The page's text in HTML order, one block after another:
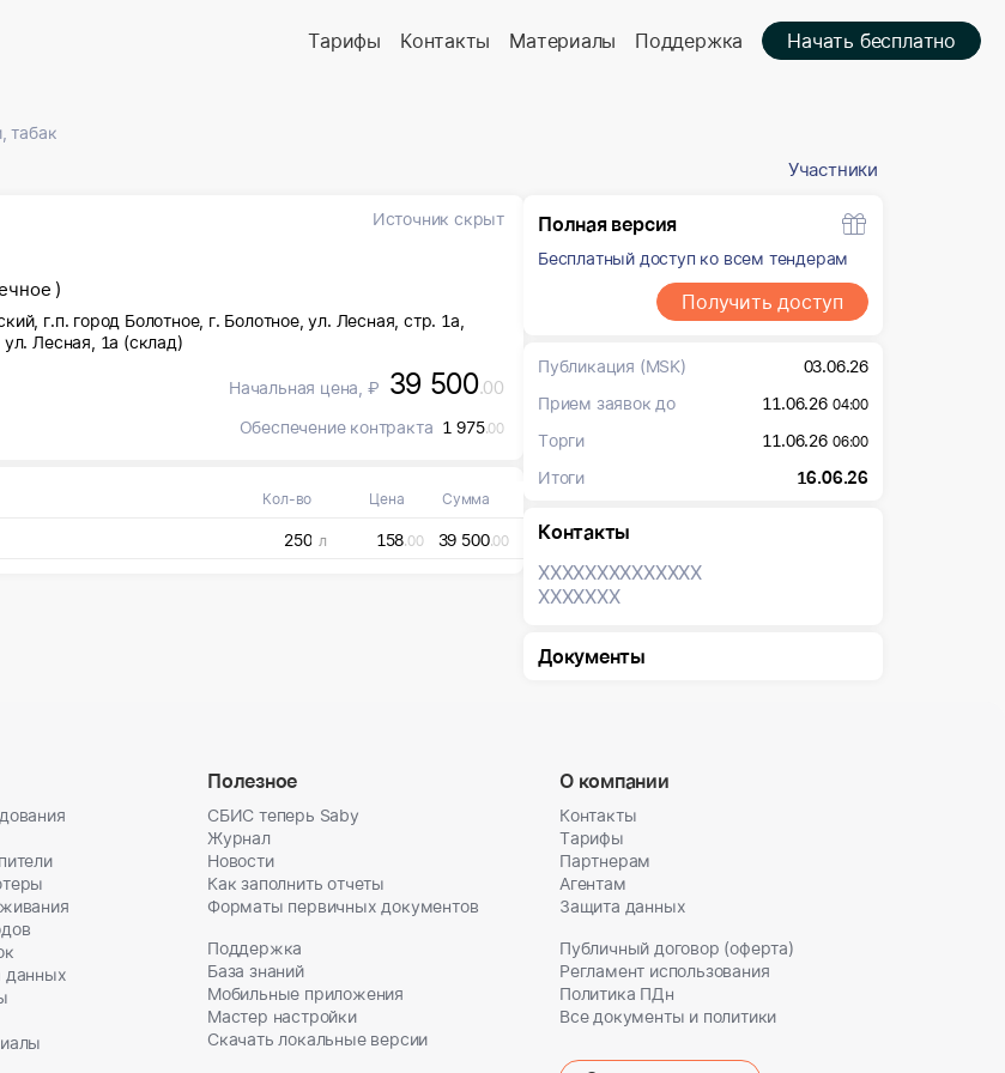
Тарифы Контакты Материалы Поддержка Начать бесплатно
табак
Участники
Источник скрыт
)
г.п. город Болотное, г. Болотное, ул. Лесная, стр. 1а,
Лесная, 1а (склад)
Начальная цена, ₽ 39 500.00
Обеспечение контракта 1 975.00
Кол-во Цена Сумма
250 л 158.00 39 500.00
Полная версия
Бесплатный доступ ко всем тендерам
Получить доступ
Публикация (MSK)
03.06.26
Прием заявок до
11.06.26 04:00
Торги 11.06.26 06:00
Итоги 16.06.26
Контакты
XXXXXXXXXXXXXX
XXXXXXX
Документы
данных
Полезное
СБИС теперь Saby
Журнал
Новости
Как заполнить отчеты
Форматы первичных документов
Поддержка
База знаний
Мобильные приложения
Мастер настройки
Скачать локальные версии
О компании
Контакты
Тарифы
Партнерам
Агентам
Защита данных
Публичный договор (оферта)
Регламент использования
Политика ПДн
Все документы и политики